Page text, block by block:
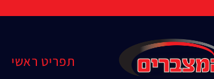
תפריט ראשי